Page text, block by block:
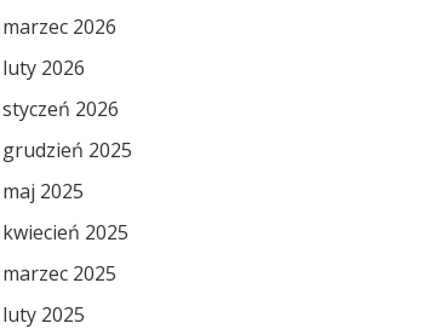
marzec 2026
luty 2026
styczeń 2026
grudzień 2025
maj 2025
kwiecień 2025
marzec 2025
luty 2025